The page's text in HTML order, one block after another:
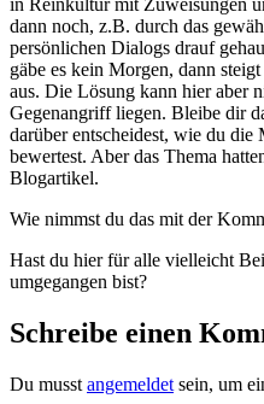
in Reinkultur mit Zuweisungen
dann noch, z.B. durch das
persönlichen Dialogs drauf
gäbe es kein Morgen, dann
aus. Die Lösung kann hier aber
Gegenangriff liegen. Bleibe dir
darüber entscheidest, wie du die
bewertest. Aber das Thema
Blogartikel.
Wie nimmst du das mit der
Hast du hier für alle vielleicht
umgegangen bist?
Schreibe einen
Du musst angemeldet sein, um